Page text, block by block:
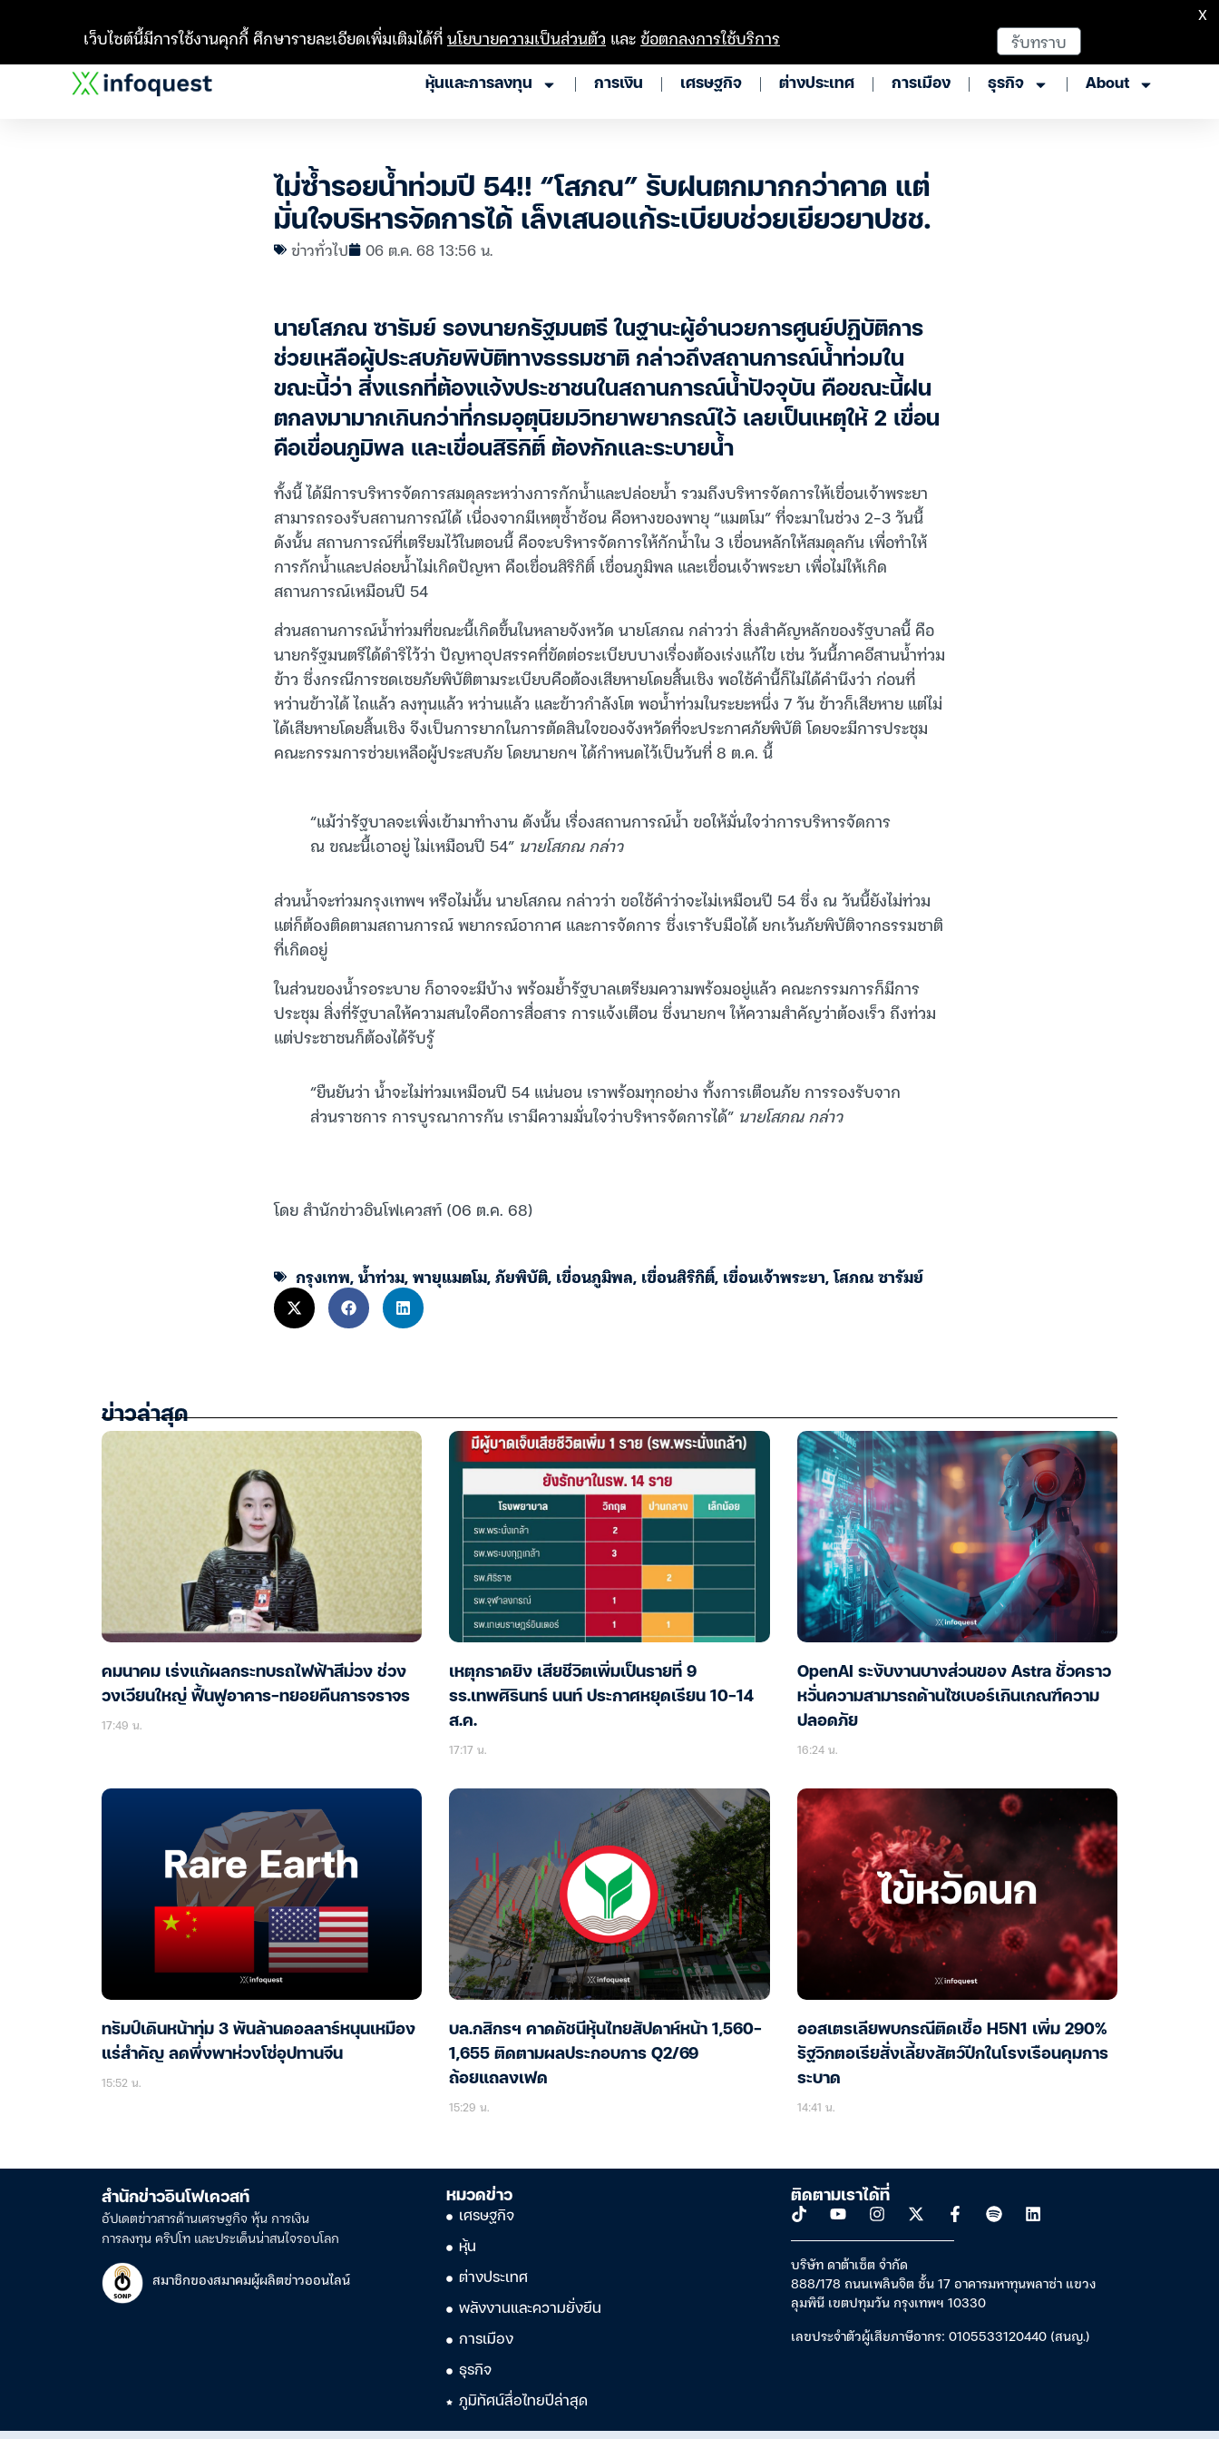
หุ้นและการลงทุน การเงิน เศรษฐกิจ ต่างประเทศ การเมือง ธุรกิจ About
ไม่ซ้ำรอยน้ำท่วมปี 54!! “โสภณ” รับฝนตกมากกว่าคาด แต่
มั่นใจบริหารจัดการได้ เล็งเสนอแก้ระเบียบช่วยเยียวยาปชช.
ข่าวทั่วไป 06 ต.ค. 68 13:56 น.
นายโสภณ ซารัมย์ รองนายกรัฐมนตรี ในฐานะผู้อำนวยการศูนย์ปฏิบัติการ
ช่วยเหลือผู้ประสบภัยพิบัติทางธรรมชาติ กล่าวถึงสถานการณ์น้ำท่วมใน
ขณะนี้ว่า สิ่งแรกที่ต้องแจ้งประชาชนในสถานการณ์น้ำปัจจุบัน คือขณะนี้ฝน
ตกลงมามากเกินกว่าที่กรมอุตุนิยมวิทยาพยากรณ์ไว้ เลยเป็นเหตุให้ 2 เขื่อน
คือเขื่อนภูมิพล และเขื่อนสิริกิติ์ ต้องกักและระบายน้ำ
ทั้งนี้ ได้มีการบริหารจัดการสมดุลระหว่างการกักน้ำและปล่อยน้ำ รวมถึงบริหารจัดการให้เขื่อนเจ้าพระยา
สามารถรองรับสถานการณ์ได้ เนื่องจากมีเหตุซ้ำซ้อน คือหางของพายุ “แมตโม” ที่จะมาในช่วง 2-3 วันนี้
ดังนั้น สถานการณ์ที่เตรียมไว้ในตอนนี้ คือจะบริหารจัดการให้กักน้ำใน 3 เขื่อนหลักให้สมดุลกัน เพื่อทำให้
การกักน้ำและปล่อยน้ำไม่เกิดปัญหา คือเขื่อนสิริกิติ์ เขื่อนภูมิพล และเขื่อนเจ้าพระยา เพื่อไม่ให้เกิด
สถานการณ์เหมือนปี 54
ส่วนสถานการณ์น้ำท่วมที่ขณะนี้เกิดขึ้นในหลายจังหวัด นายโสภณ กล่าวว่า สิ่งสำคัญหลักของรัฐบาลนี้ คือ
นายกรัฐมนตรีได้ดำริไว้ว่า ปัญหาอุปสรรคที่ขัดต่อระเบียบบางเรื่องต้องเร่งแก้ไข เช่น วันนี้ภาคอีสานน้ำท่วม
ข้าว ซึ่งกรณีการชดเชยภัยพิบัติตามระเบียบคือต้องเสียหายโดยสิ้นเชิง พอใช้คำนี้ก็ไม่ได้คำนึงว่า ก่อนที่
หว่านข้าวได้ ไถแล้ว ลงทุนแล้ว หว่านแล้ว และข้าวกำลังโต พอน้ำท่วมในระยะหนึ่ง 7 วัน ข้าวก็เสียหาย แต่ไม่
ได้เสียหายโดยสิ้นเชิง จึงเป็นการยากในการตัดสินใจของจังหวัดที่จะประกาศภัยพิบัติ โดยจะมีการประชุม
คณะกรรมการช่วยเหลือผู้ประสบภัย โดยนายกฯ ได้กำหนดไว้เป็นวันที่ 8 ต.ค. นี้
“แม้ว่ารัฐบาลจะเพิ่งเข้ามาทำงาน ดังนั้น เรื่องสถานการณ์น้ำ ขอให้มั่นใจว่าการบริหารจัดการ
ณ ขณะนี้เอาอยู่ ไม่เหมือนปี 54” นายโสภณ กล่าว
ส่วนน้ำจะท่วมกรุงเทพฯ หรือไม่นั้น นายโสภณ กล่าวว่า ขอใช้คำว่าจะไม่เหมือนปี 54 ซึ่ง ณ วันนี้ยังไม่ท่วม
แต่ก็ต้องติดตามสถานการณ์ พยากรณ์อากาศ และการจัดการ ซึ่งเรารับมือได้ ยกเว้นภัยพิบัติจากธรรมชาติ
ที่เกิดอยู่
ในส่วนของน้ำรอระบาย ก็อาจจะมีบ้าง พร้อมย้ำรัฐบาลเตรียมความพร้อมอยู่แล้ว คณะกรรมการก็มีการ
ประชุม สิ่งที่รัฐบาลให้ความสนใจคือการสื่อสาร การแจ้งเตือน ซึ่งนายกฯ ให้ความสำคัญว่าต้องเร็ว ถึงท่วม
แต่ประชาชนก็ต้องได้รับรู้
“ยืนยันว่า น้ำจะไม่ท่วมเหมือนปี 54 แน่นอน เราพร้อมทุกอย่าง ทั้งการเตือนภัย การรองรับจาก
ส่วนราชการ การบูรณาการกัน เรามีความมั่นใจว่าบริหารจัดการได้” นายโสภณ กล่าว
โดย สำนักข่าวอินโฟเควสท์ (06 ต.ค. 68)
กรุงเทพ,น้ำท่วม,พายุแมตโม,ภัยพิบัติ, เขื่อนภูมิพล, เขื่อนสิริกิติ์, เขื่อนเจ้าพระยา,โสภณ ซารัมย์
ข่าวล่าสุด
คมนาคม เร่งแก้ผลกระทบรถไฟฟ้าสีม่วง ช่วง
วงเวียนใหญ่ ฟื้นฟูอาคาร-ทยอยคืนการจราจร
17:49 น.
เหตุกราดยิง เสียชีวิตเพิ่มเป็นรายที่ 9
รร.เทพศิรินทร์ นนท์ ประกาศหยุดเรียน 10-14
ส.ค.
17:17 น.
OpenAI ระงับงานบางส่วนของ Astra ชั่วคราว
หวั่นความสามารถด้านไซเบอร์เกินเกณฑ์ความ
ปลอดภัย
16:24 น.
ทรัมป์เดินหน้าทุ่ม 3 พันล้านดอลลาร์หนุนเหมือง
แร่สำคัญ ลดพึ่งพาห่วงโซ่อุปทานจีน
15:52 น.
บล.กสิกรฯ คาดดัชนีหุ้นไทยสัปดาห์หน้า 1,560-
1,655 ติดตามผลประกอบการ Q2/69
ถ้อยแถลงเฟด
15:29 น.
ออสเตรเลียพบกรณีติดเชื้อ H5N1 เพิ่ม 290%
รัฐวิกตอเรียสั่งเลี้ยงสัตว์ปีกในโรงเรือนคุมการ
ระบาด
14:41 น.
สำนักข่าวอินโฟเควสท์
อัปเดตข่าวสารด้านเศรษฐกิจ หุ้น การเงิน
การลงทุน คริปโท และประเด็นน่าสนใจรอบโลก
สมาชิกของสมาคมผู้ผลิตข่าวออนไลน์
หมวดข่าว
เศรษฐกิจ
หุ้น
ต่างประเทศ
พลังงานและความยั่งยืน
การเมือง
ธุรกิจ
ภูมิทัศน์สื่อไทยปีล่าสุด
ติดตามเราได้ที่
บริษัท ดาต้าเซ็ต จำกัด
888/178 ถนนเพลินจิต ชั้น 17 อาคารมหาทุนพลาซ่า แขวง
ลุมพินี เขตปทุมวัน กรุงเทพฯ 10330
เลขประจำตัวผู้เสียภาษีอากร: 0105533120440 (สนญ.)
เว็บไซต์นี้มีการใช้งานคุกกี้ ศึกษารายละเอียดเพิ่มเติมได้ที่นโยบายความเป็นส่วนตัว และข้อตกลงการใช้บริการ รับทราบ
X